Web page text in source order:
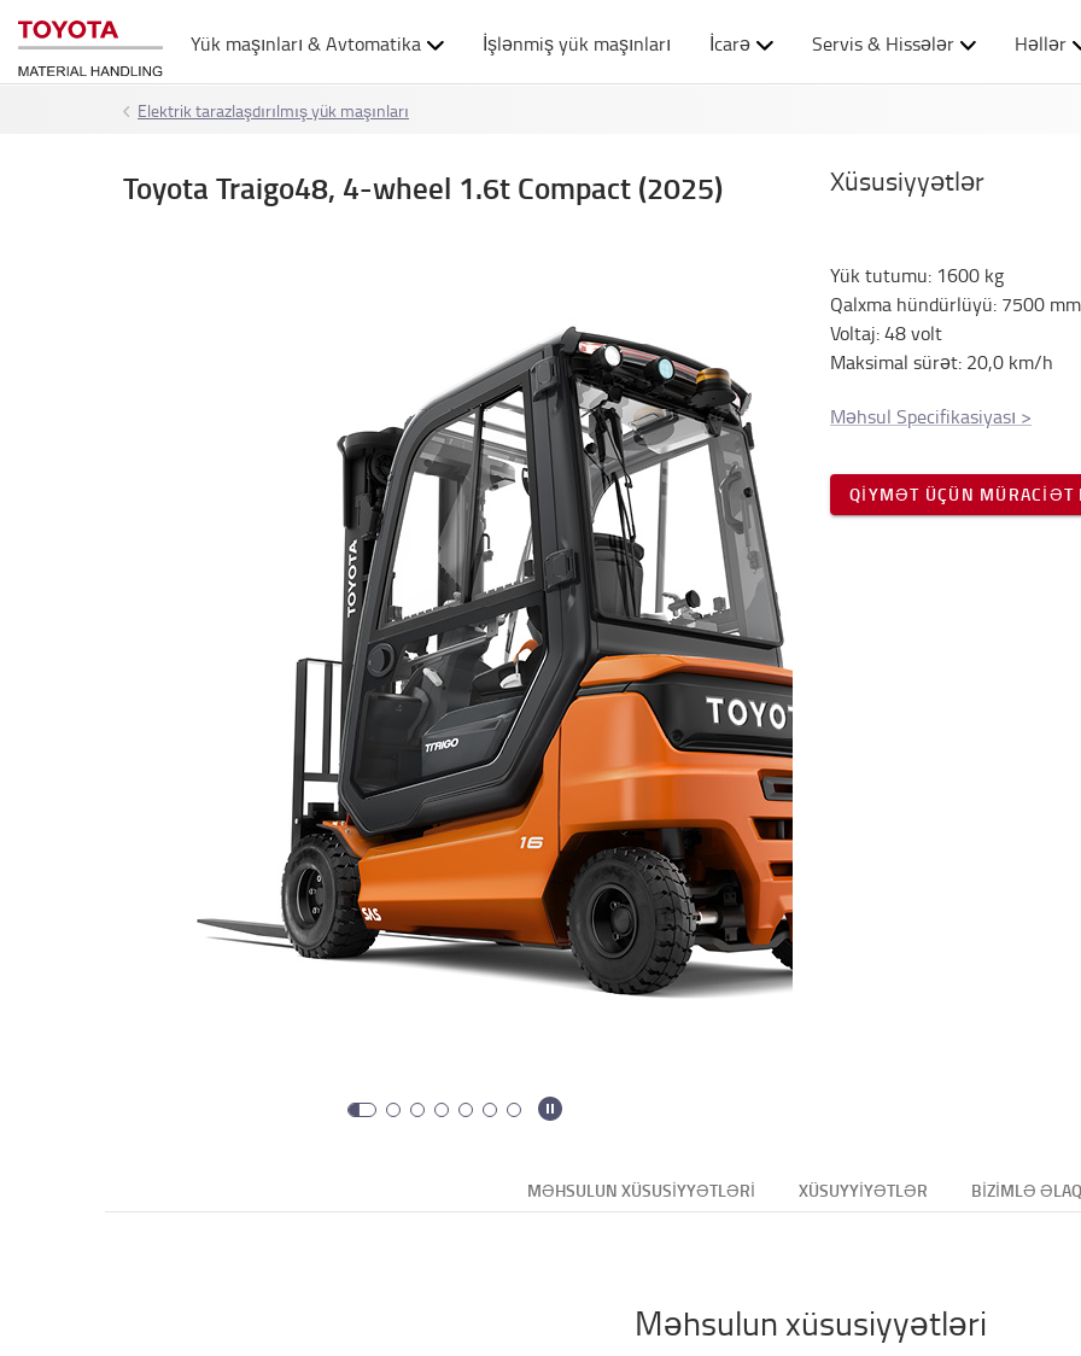
Yük maşınları & Avtomatika İşlənmiş yük maşınları İcarə Servis & Hissələr Həllər
Elektrik tarazlaşdırılmış yük maşınları
Toyota Traigo48, 4-wheel 1.6t Compact (2025) Xüsusiyyətlər
Yük tutumu: 1600 kg
Qalxma hündürlüyü: 7500 mm
Voltaj:48volt
Maksimal sürət: 20,0 km/h
Məhsul Specifikasiyası >
QIYMƏT ÜÇÜN MÜRACIƏT
MƏHSULUN XÜSUSIYYƏTLƏRI XÜSUYYIYƏTLƏR BIZIMLƏ
Məhsulun xüsusiyyətləri